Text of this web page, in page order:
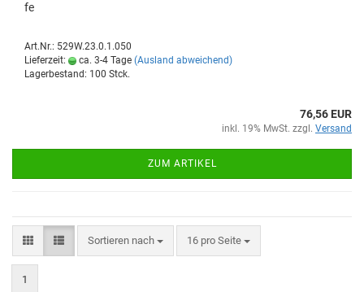
fe
Art.Nr.: 529W.23.0.1.050
Lieferzeit:
ca. 3-4 Tage (Ausland abweichend)
Lagerbestand: 100 Stck.
76,56 EUR
inkl. 19% MwSt. zzgl. Versand
ZUM ARTIKEL
Sortieren nach 16 pro Seite
1